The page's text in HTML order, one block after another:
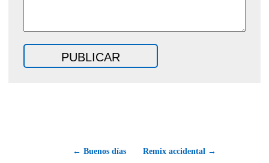
← Buenos días Remix accidental →